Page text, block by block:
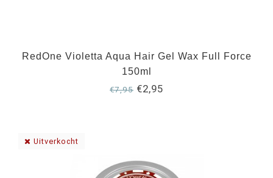
RedOne Violetta Aqua Hair Gel Wax Full Force
150ml
€7,95 €2,95
Uitverkocht